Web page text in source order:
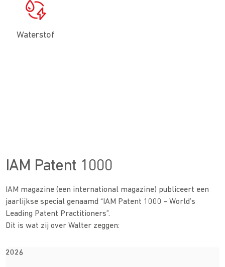
Waterstof
IAM Patent 1000
IAM magazine (een international magazine) publiceert een
jaarlijkse special genaamd “IAM Patent 1000 - World’s
Leading Patent Practitioners”.
Dit is wat zij over Walter zeggen:
2026